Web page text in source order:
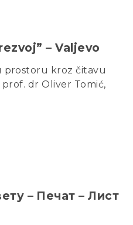
– Valjevo
prostoru kroz čitavu
dr Oliver Tomić,
– Печат – Лист